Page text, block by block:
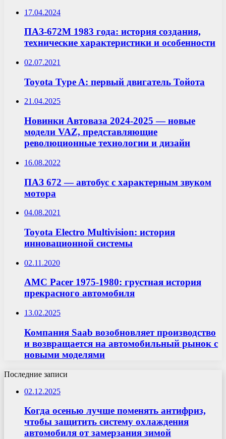
17.04.2024
ПАЗ-672М 1983 года: история создания,
технические характеристики и особенности
02.07.2021
Toyota Type A: первый двигатель Тойота
21.04.2025
Новинки Автоваза 2024-2025 — новые
модели VAZ, представляющие
революционные технологии и дизайн
16.08.2022
ПАЗ 672 — автобус с характерным звуком
мотора
04.08.2021
Toyota Electro Multivision: история
инновационной системы
02.11.2020
AMC Pacer 1975-1980: грустная история
прекрасного автомобиля
13.02.2025
Компания Saab возобновляет производство
и возвращается на автомобильный рынок с
новыми моделями
Последние записи
02.12.2025
Когда осенью лучше поменять антифриз,
чтобы защитить систему охлаждения
автомобиля от замерзания зимой